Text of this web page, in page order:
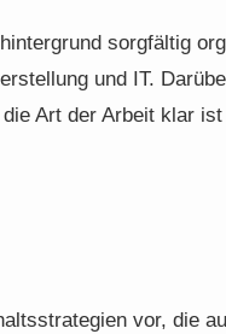
sorgfältig
und IT.
Art der Arbeit klar
vor, die